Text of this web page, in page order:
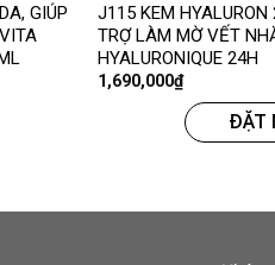
GIÚP
J115 KEM
TRỢ LÀM MỜ VẾT
HYALURONIQUE 24H
1,690,000₫
ĐẶT